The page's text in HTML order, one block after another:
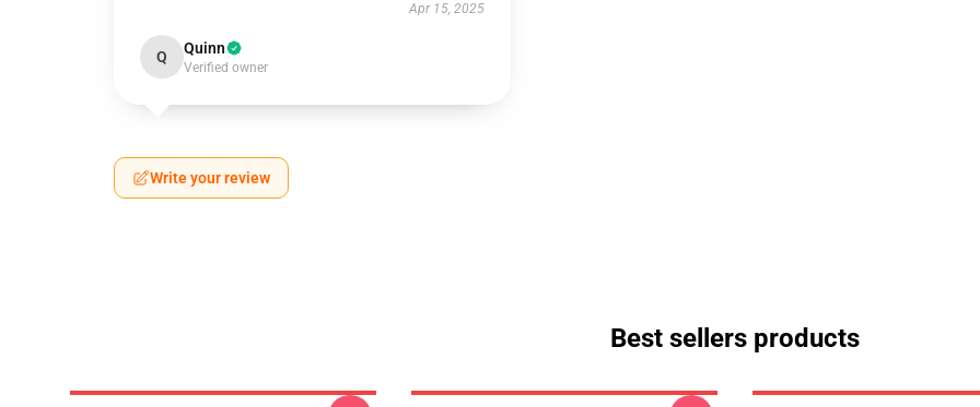
Apr 15, 2025
Q Quinn
Verified owner
Write your review
Best sellers products